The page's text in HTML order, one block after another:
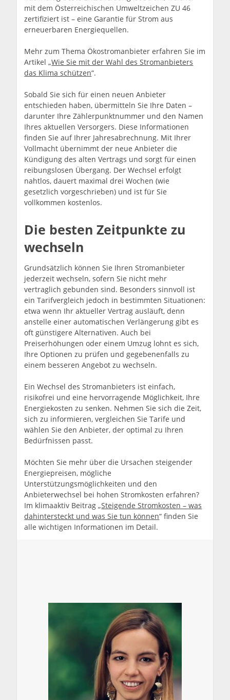
mit dem Österreichischen Umweltzeichen ZU 46
zertifiziert ist – eine Garantie für Strom aus
erneuerbaren Energiequellen.
Mehr zum Thema Ökostromanbieter erfahren Sie im
Artikel „Wie Sie mit der Wahl des Stromanbieters
das Klima schützen“.
Sobald Sie sich für einen neuen Anbieter
entschieden haben, übermitteln Sie Ihre Daten –
darunter Ihre Zählerpunktnummer und den Namen
Ihres aktuellen Versorgers. Diese Informationen
finden Sie auf Ihrer Jahresabrechnung. Mit Ihrer
Vollmacht übernimmt der neue Anbieter die
Kündigung des alten Vertrags und sorgt für einen
reibungslosen Übergang. Der Wechsel erfolgt
nahtlos, dauert maximal drei Wochen (wie
gesetzlich vorgeschrieben) und ist für Sie
vollkommen kostenlos.
Die besten Zeitpunkte zu
wechseln
Grundsätzlich können Sie Ihren Stromanbieter
jederzeit wechseln, sofern Sie nicht mehr
vertraglich gebunden sind. Besonders sinnvoll ist
ein Tarifvergleich jedoch in bestimmten Situationen:
etwa wenn Ihr aktueller Vertrag ausläuft, denn
anstelle einer automatischen Verlängerung gibt es
oft günstigere Alternativen. Auch bei
Preiserhöhungen oder einem Umzug lohnt es sich,
Ihre Optionen zu prüfen und gegebenenfalls zu
einem besseren Angebot zu wechseln.
Ein Wechsel des Stromanbieters ist einfach,
risikofrei und eine hervorragende Möglichkeit, Ihre
Energiekosten zu senken. Nehmen Sie sich die Zeit,
sich zu informieren, vergleichen Sie Tarife und
wählen Sie den Anbieter, der optimal zu Ihren
Bedürfnissen passt.
Möchten Sie mehr über die Ursachen steigender
Energiepreisen, mögliche
Unterstützungsmöglichkeiten und den
Anbieterwechsel bei hohen Stromkosten erfahren?
Im klimaaktiv Beitrag „Steigende Stromkosten – was
dahintersteckt und was Sie tun können“ finden Sie
alle wichtigen Informationen im Detail.